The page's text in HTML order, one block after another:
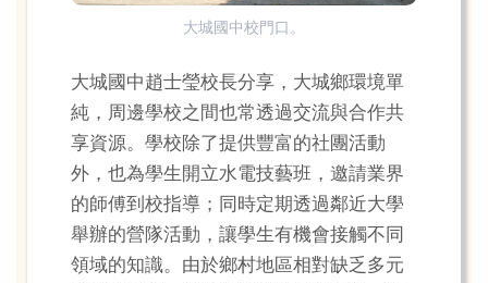
大城國中校門口。
大城國中趙士瑩校長分享，大城鄉環境單
純，周邊學校之間也常透過交流與合作共
享資源。學校除了提供豐富的社團活動
外，也為學生開立水電技藝班，邀請業界
的師傅到校指導；同時定期透過鄰近大學
舉辦的營隊活動，讓學生有機會接觸不同
領域的知識。由於鄉村地區相對缺乏多元